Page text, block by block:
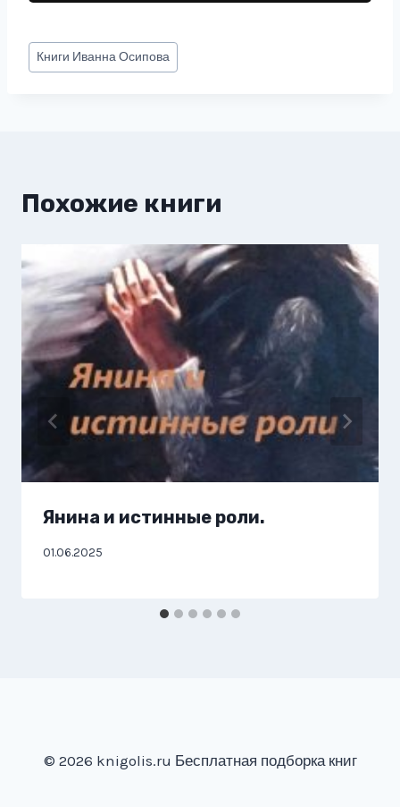
Метки
записи:
Книги Иванна Осипова
Похожие книги
Янина и истинные роли.
01.06.2025
© 2026 knigolis.ru Бесплатная подборка книг